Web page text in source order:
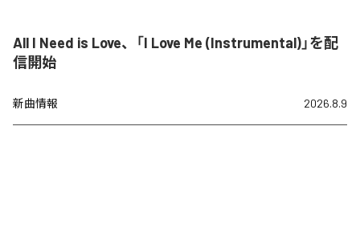
All I Need is Love、「I Love Me (Instrumental)」を配
信開始
新曲情報 2026.8.9